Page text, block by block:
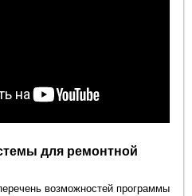
для ремонтной
возможностей программы